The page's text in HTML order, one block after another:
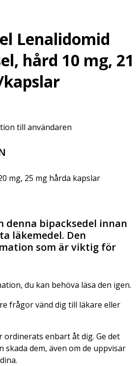
Lenalidomid
hård 10 mg, 21
till användaren
mg, 25 mg hårda kapslar
denna bipacksedel innan
läkemedel. Den
som är viktig för
du kan behöva läsa den igen.
frågor vänd dig till läkare eller
ordinerats enbart åt dig. Ge det
skada dem, även om de uppvisar